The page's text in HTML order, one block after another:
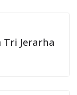
Tri Jerarha